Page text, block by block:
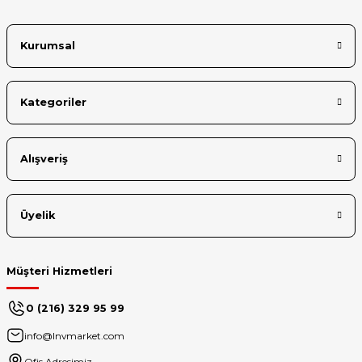
Kurumsal
Kategoriler
Alışveriş
Üyelik
Müşteri Hizmetleri
0 (216) 329 95 99
info@lnvmarket.com